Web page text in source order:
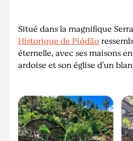
Situé dans la magnifique
Historique de Piódão
éternelle, avec ses maisons
ardoise et son église d'un